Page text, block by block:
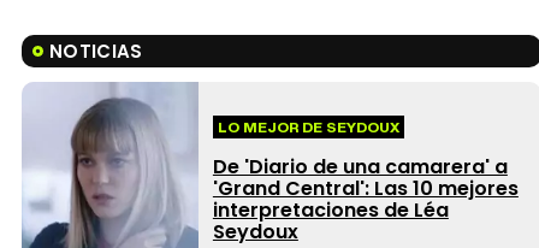
NOTICIAS
LO MEJOR DE SEYDOUX
De 'Diario de una camarera' a
'Grand Central': Las 10 mejores
interpretaciones de Léa
Seydoux